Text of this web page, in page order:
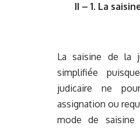
II – 1. La
La saisine de la
simplifiée
judicaire ne
assignation ou
mode de